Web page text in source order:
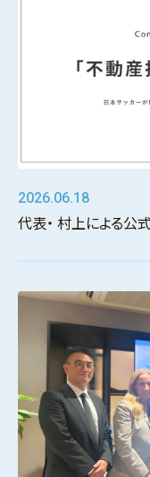
2026.06.18
代表・ 村上による公